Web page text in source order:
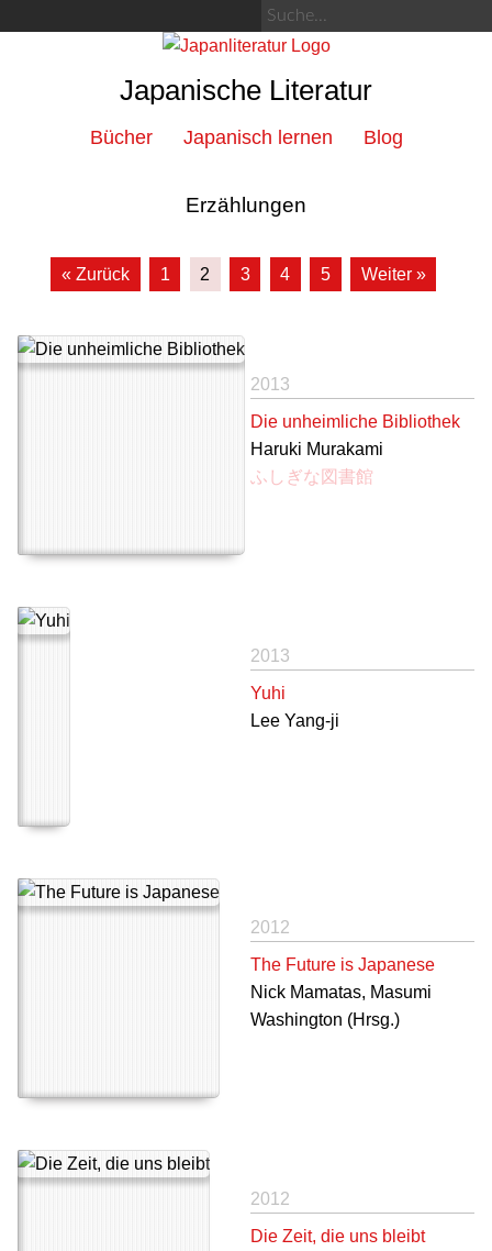
Japanische Literatur
Bücher Japanisch lernen Blog
Erzählungen
« Zurück 1 2 3 4 5 Weiter »
2013
Die unheimliche Bibliothek
Haruki Murakami
ふしぎな図書館
2013
Yuhi
Lee Yang-ji
2012
The Future is Japanese
Nick Mamatas, Masumi
Washington (Hrsg.)
2012
Die Zeit, die uns bleibt